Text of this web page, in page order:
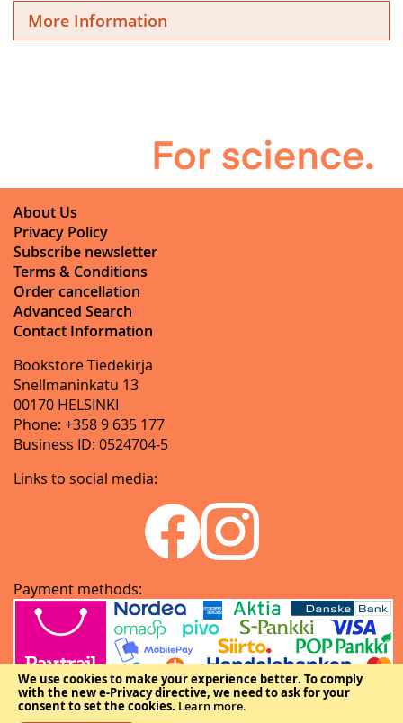
We use cookies to make your experience better. To comply
with the new e-Privacy directive, we need to ask for your
consent to set the cookies. Learn more.
More Information
About Us
Privacy Policy
Subscribe newsletter
Terms & Conditions
Order cancellation
Advanced Search
Contact Information
Bookstore Tiedekirja
Snellmaninkatu 13
00170 HELSINKI
Phone: +358 9 635 177
Business ID: 0524704-5
Links to social media:
Payment methods: